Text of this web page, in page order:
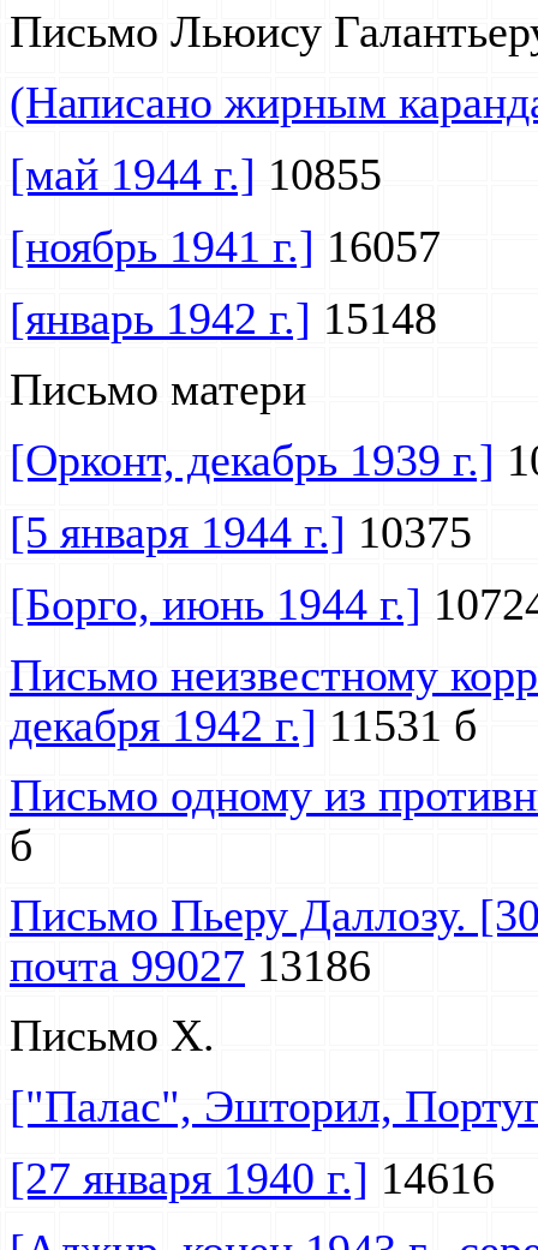
Письмо Льюису
(Написано жирным
[май 1944 г.] 10855
[ноябрь 1941 г.] 16057
[январь 1942 г.] 15148
Письмо матери
[Орконт, декабрь 1939 г.]
[5 января 1944 г.] 10375
[Борго, июнь 1944 г.]
Письмо неизвестному
декабря 1942 г.] 11531 б
Письмо одному из
б
Письмо Пьеру Даллозу.
почта 99027 13186
Письмо Х.
["Палас", Эшторил,
[27 января 1940 г.] 14616